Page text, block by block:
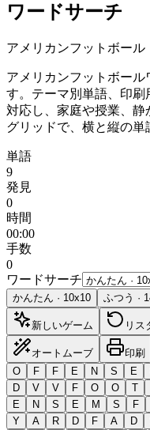
ワードサーチ
アメリカンフットボール
アメリカンフットボール
す。テーマ別単語、印刷
対応し、家庭や授業、静
グリッドで、横と縦の単
単語
9
発見
0
時間
00:00
手数
0
ワードサーチ
かんたん · 10x10 ふつう ·
新しいゲーム リス
オートムーブ
印刷
O
F F E N S E
D
V V F O O T
E
N S E M S F
Y
A R D F A D